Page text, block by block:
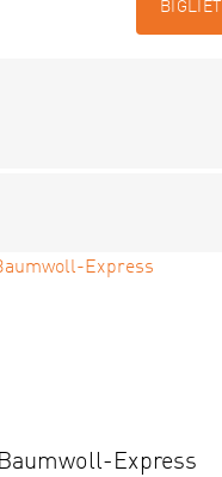
Baumwoll-Express